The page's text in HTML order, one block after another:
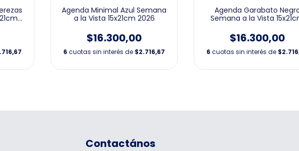
Agenda Minimal Azul Semana
a la Vista 15x21cm 2026
$16.300,00
6 cuotas sin interés de $2.716,67
Agenda Garabato
Semana a la Vista
$16.300,00
6 cuotas sin interés de
Contactános